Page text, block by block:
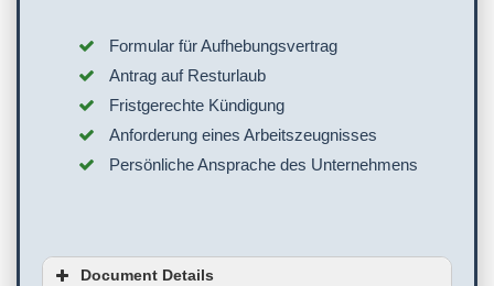
Formular für Aufhebungsvertrag
Antrag auf Resturlaub
Fristgerechte Kündigung
Anforderung eines Arbeitszeugnisses
Persönliche Ansprache des Unternehmens
Document Details